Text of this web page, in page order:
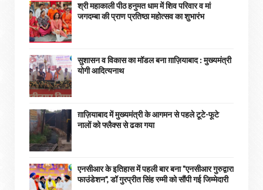
श्री महाकाली पीठ हनुमत धाम में शिव परिवार व मां
जगदम्बा की प्राण प्रतिष्ठा महोत्सव का शुभारंभ
सुशासन व विकास का मॉडल बना ग़ाज़ियाबाद : ​मुख्यमंत्री
योगी आदित्यनाथ
ग़ाज़ियाबाद में मुख्यमंत्री के आगमन से पहले टूटे-फूटे
नालों को फ्लैक्स से ढका गया
एनसीआर के इतिहास में पहली बार बना "एनसीआर गुरुद्वारा
फाउंडेशन", डॉ गुरप्रीत सिंह रम्मी को सौंपी गई जिम्मेदारी